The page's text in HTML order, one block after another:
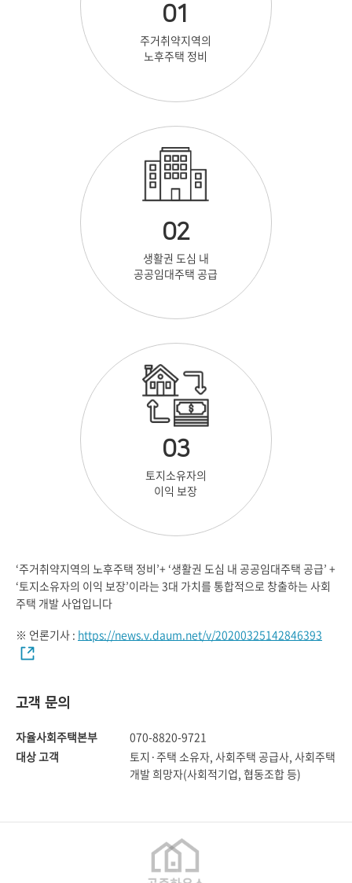
01
주거취약지역의
노후주택 정비
02
생활권 도심 내
공공임대주택 공급
03
토지소유자의
이익 보장
‘주거취약지역의 노후주택 정비’+ ‘생활권 도심 내 공공임대주택 공급’ +
‘토지소유자의 이익 보장’이라는 3대 가치를 통합적으로 창출하는 사회
주택 개발 사업입니다
※ 언론기사 : https://news.v.daum.net/v/20200325142846393
고객 문의
자율사회주택본부
070-8820-9721
대상 고객
토지·주택 소유자, 사회주택 공급사, 사회주택
개발 희망자(사회적기업, 협동조합 등)